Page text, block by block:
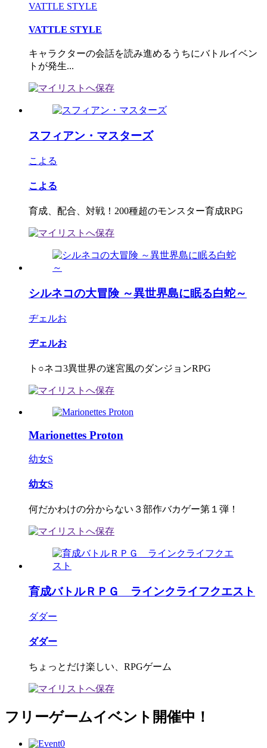
VATTLE STYLE
VATTLE STYLE
キャラクターの会話を読み進めるうちにバトルイベン
トが発生...
スフィアン・マスターズ
こよる
こよる
育成、配合、対戦！200種超のモンスター育成RPG
シルネコの大冒険 ～異世界島に眠る白蛇～
ヂェルお
ヂェルお
ト○ネコ3異世界の迷宮風のダンジョンRPG
Marionettes Proton
幼女S
幼女S
何だかわけの分からない３部作バカゲー第１弾！
育成バトルＲＰＧ ラインクライフクエスト
ダダー
ダダー
ちょっとだけ楽しい、RPGゲーム
フリーゲームイベント開催中！